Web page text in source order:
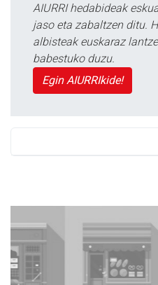
AIURRI hedabideak
jaso eta zabaltzen ditu.
albisteak euskaraz
babestuko duzu.
Egin AIURRIkide!